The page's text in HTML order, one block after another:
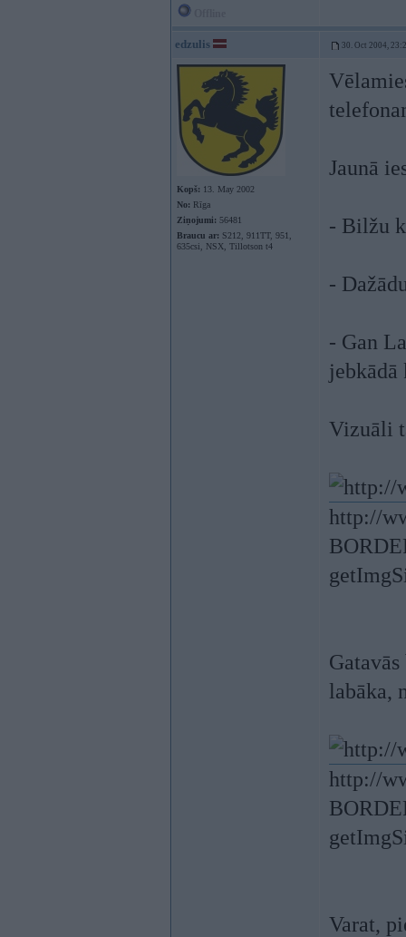
edzulis 30. Oct 2004,
Kopš: 13. May 2002
No: Rīga
Ziņojumi: 56481
Braucu ar: S212, 911TT, 951,
635csi, NSX, Tillotson t4
Jaunā
- Bilžu
-
- Gan
jebkādā
Vizuāli
http://
labāka,
http://
Varat,